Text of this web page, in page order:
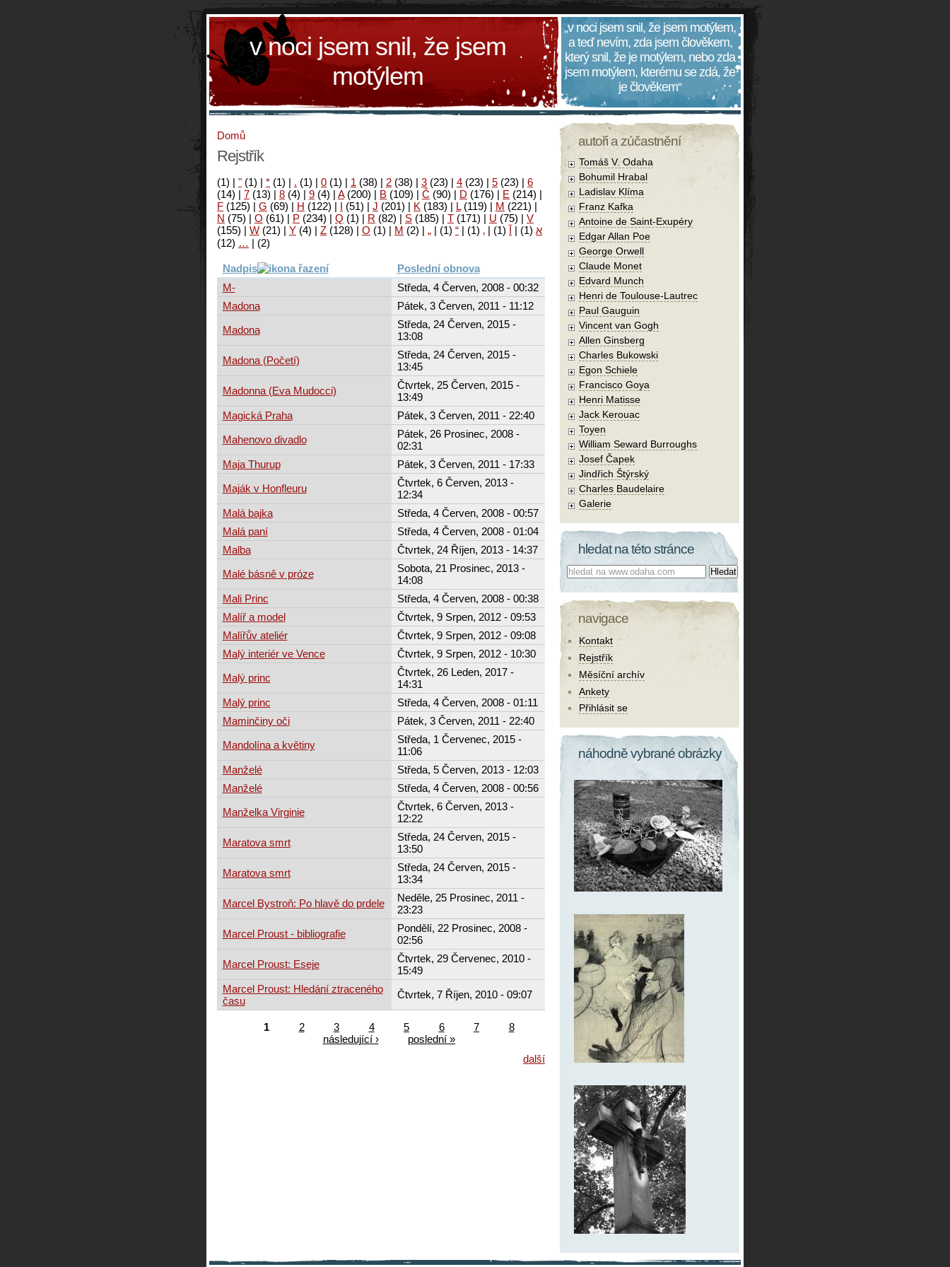
v noci jsem snil, že jsem
motýlem
„v noci jsem snil, že jsem motýlem,
a teď nevím, zda jsem člověkem,
který snil, že je motýlem, nebo zda
jsem motýlem, kterému se zdá, že
je člověkem“
Domů
Rejstřík
(1) | " (1) | * (1) | . (1) | 0 (1) | 1 (38) | 2 (38) | 3 (23) | 4 (23) | 5 (23) | 6
(14) | 7 (13) | 8 (4) | 9 (4) | A(200) | B (109) | Č (90) | D (176) | E (214) |
F (125) | G (69) | H (122) | I (51) | J (201) | K (183) | L(119) | M (221) |
N (75) | O (61) | P (234) | Q (1) | R (82) | S (185) | T (171) | U (75) | V
(155) | W (21) | Y (4) | Z (128) | Ο (1) | М (2) | א (1)
| آ (1)
|
‚
(1)
|
“
(1)
|
„
(2)
|
…
(12)
Nadpis
Poslední obnova
M-
Středa, 4 Červen, 2008 - 00:32
Madona
Pátek, 3 Červen, 2011 - 11:12
Madona
Středa, 24 Červen, 2015 -
13:08
Madona (Početí)
Středa, 24 Červen, 2015 -
13:45
Madonna (Eva Mudocci)
Čtvrtek, 25 Červen, 2015 -
13:49
Magická Praha
Pátek, 3 Červen, 2011 - 22:40
Mahenovo divadlo
Pátek, 26 Prosinec, 2008 -
02:31
Maja Thurup
Pátek, 3 Červen, 2011 - 17:33
Maják v Honfleuru
Čtvrtek, 6 Červen, 2013 -
12:34
Malá bajka
Středa, 4 Červen, 2008 - 00:57
Malá paní
Středa, 4 Červen, 2008 - 01:04
Malba
Čtvrtek, 24 Říjen, 2013 - 14:37
Malé básně v próze
Sobota, 21 Prosinec, 2013 -
14:08
Mali Princ
Středa, 4 Červen, 2008 - 00:38
Malíř a model
Čtvrtek, 9 Srpen, 2012 - 09:53
Malířův ateliér
Čtvrtek, 9 Srpen, 2012 - 09:08
Malý interiér ve Vence
Čtvrtek, 9 Srpen, 2012 - 10:30
Malý princ
Čtvrtek, 26 Leden, 2017 -
14:31
Malý princ
Středa, 4 Červen, 2008 - 01:11
Maminčiny oči
Pátek, 3 Červen, 2011 - 22:40
Mandolína a květiny
Středa, 1 Červenec, 2015 -
11:06
Manželé
Středa, 5 Červen, 2013 - 12:03
Manželé
Středa, 4 Červen, 2008 - 00:56
Manželka Virginie
Čtvrtek, 6 Červen, 2013 -
12:22
Maratova smrt
Středa, 24 Červen, 2015 -
13:50
Maratova smrt
Středa, 24 Červen, 2015 -
13:34
Marcel Bystroň: Po hlavě do prdele
Neděle, 25 Prosinec, 2011 -
23:23
Marcel Proust - bibliografie
Pondělí, 22 Prosinec, 2008 -
02:56
Marcel Proust: Eseje
Čtvrtek, 29 Červenec, 2010 -
15:49
Marcel Proust: Hledání ztraceného
času
Čtvrtek, 7 Říjen, 2010 - 09:07
1 2 3 4 5 6 7
8
následující ›
poslední »
další
autoři a zúčastnění
Tomáš V. Odaha
Bohumil Hrabal
Ladislav Klíma
Franz Kafka
Antoine de Saint-Exupéry
Edgar Allan Poe
George Orwell
Claude Monet
Edvard Munch
Henri de Toulouse-Lautrec
Paul Gauguin
Vincent van Gogh
Allen Ginsberg
Charles Bukowski
Egon Schiele
Francisco Goya
Henri Matisse
Jack Kerouac
Toyen
William Seward Burroughs
Josef Čapek
Jindřich Štýrský
Charles Baudelaire
Galerie
hledat na této stránce
Co hledat:
navigace
Kontakt
Rejstřík
Měsíční archív
Ankety
Přihlásit se
náhodně vybrané obrázky